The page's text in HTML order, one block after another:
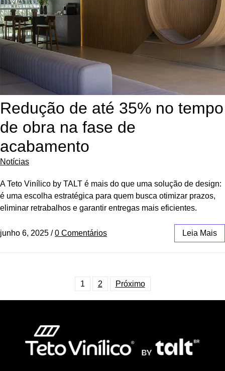
Redução de até 35% no tempo
de obra na fase de
acabamento
Notícias
A Teto Vinílico by TALT é mais do que uma solução de design:
é uma escolha estratégica para quem busca otimizar prazos,
eliminar retrabalhos e garantir entregas mais eficientes.
junho 6, 2025 / 0 Comentários Leia Mais
1 2 Próximo